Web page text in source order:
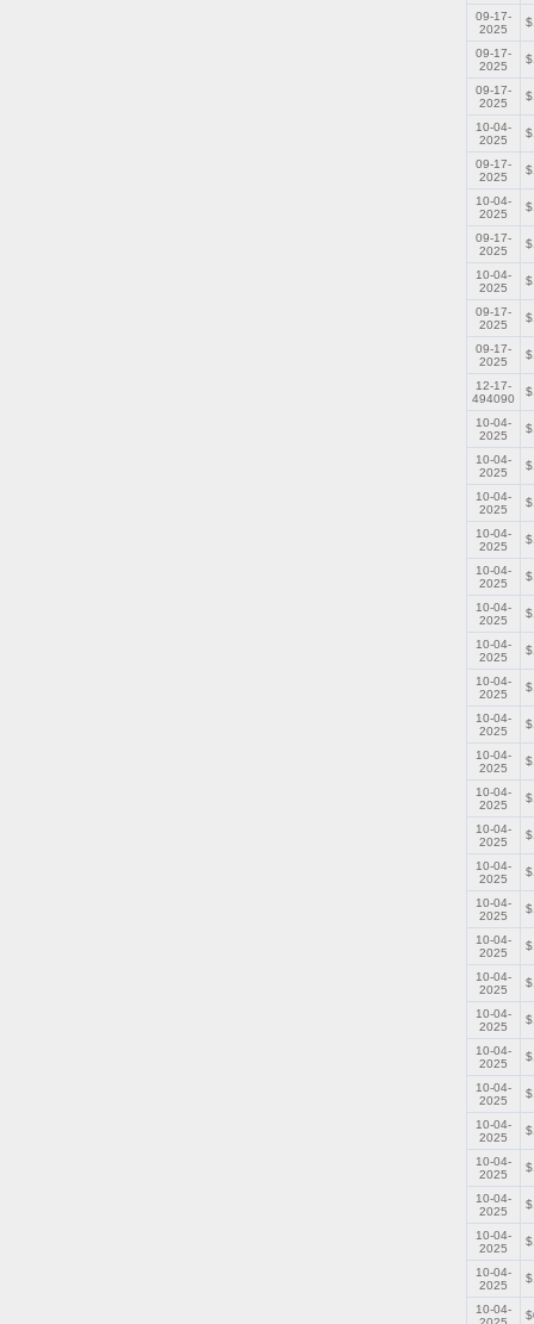
09-17-
2025
09-17-
2025
09-17-
2025
10-04-
2025
09-17-
2025
10-04-
2025
09-17-
2025
10-04-
2025
09-17-
2025
09-17-
2025
12-17-
494090
10-04-
2025
10-04-
2025
10-04-
2025
10-04-
2025
10-04-
2025
10-04-
2025
10-04-
2025
10-04-
2025
10-04-
2025
10-04-
2025
10-04-
2025
10-04-
2025
10-04-
2025
10-04-
2025
10-04-
2025
10-04-
2025
10-04-
2025
10-04-
2025
10-04-
2025
10-04-
2025
10-04-
2025
10-04-
2025
10-04-
2025
10-04-
2025
10-04-